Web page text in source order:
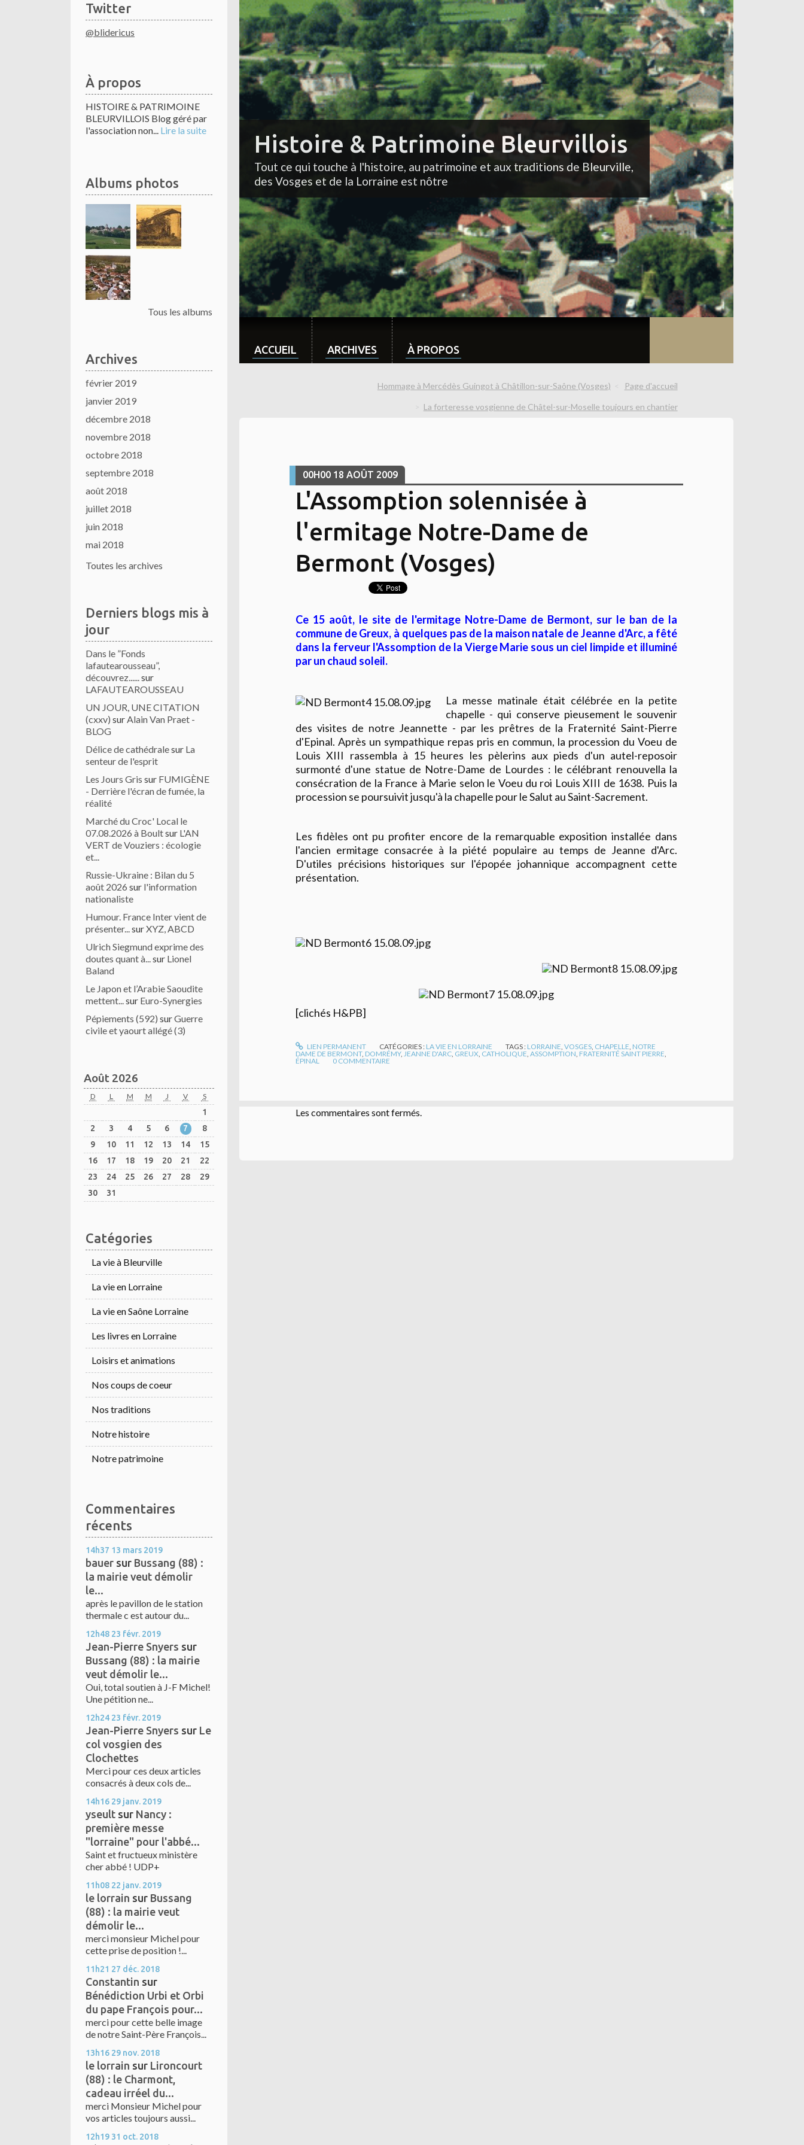
Twitter
@blidericus
À propos
HISTOIRE & PATRIMOINE
BLEURVILLOIS Blog géré par
l'association non... Lire la suite
Albums photos
Tous les albums
Archives
février 2019
janvier 2019
décembre 2018
novembre 2018
octobre 2018
septembre 2018
août 2018
juillet 2018
juin 2018
mai 2018
Toutes les archives
Derniers blogs mis à
jour
Dans le ”Fonds
lafautearousseau”,
découvrez......sur
LAFAUTEAROUSSEAU
UN JOUR, UNE CITATION
(cxxv) surAlain Van Praet -
BLOG
Délice de cathédralesur La
senteur de l'esprit
Les Jours Gris sur FUMIGÈNE
- Derrière l'écran de fumée, la
réalité
Marché du Croc' Local le
07.08.2026 à Boultsur L'AN
VERT de Vouziers : écologie
et...
Russie-Ukraine : Bilan du 5
août 2026 sur l'information
nationaliste
Humour. France Inter vient de
présenter...surXYZ, ABCD
Ulrich Siegmund exprime des
doutes quant à...sur Lionel
Baland
Le Japon et l’Arabie Saoudite
mettent...sur Euro-Synergies
Pépiements (592) surGuerre
civile et yaourt allégé (3)
Août 2026
D L M M J V S
1
2
3 4 5 6 7
8
9
10 11 12 13 14
15
16
17 18 19 20 21
22
23
24 25 26 27 28
29
30
31
Catégories
La vie à Bleurville
La vie en Lorraine
La vie en Saône Lorraine
Les livres en Lorraine
Loisirs et animations
Nos coups de coeur
Nos traditions
Notre histoire
Notre patrimoine
Commentaires
récents
14h37 13 mars 2019
bauer sur Bussang (88) :
la mairie veut démolir
le...
après le pavillon de le station
thermale c est autour du...
12h48 23 févr. 2019
Jean-Pierre Snyers sur
Bussang (88) : la mairie
veut démolir le...
Oui, total soutien à J-F Michel!
Une pétition ne...
12h24 23 févr. 2019
Jean-Pierre Snyers sur Le
col vosgien des
Clochettes
Merci pour ces deux articles
consacrés à deux cols de...
14h16 29 janv. 2019
yseult sur Nancy :
première messe
"lorraine" pour l'abbé...
Saint et fructueux ministère
cher abbé ! UDP+
11h08 22 janv. 2019
le lorrain sur Bussang
(88) : la mairie veut
démolir le...
merci monsieur Michel pour
cette prise de position !...
11h21 27 déc. 2018
Constantin sur
Bénédiction Urbi et Orbi
du pape François pour...
merci pour cette belle image
de notre Saint-Père François...
13h16 29 nov. 2018
le lorrain sur Lironcourt
(88) : le Charmont,
cadeau irréel du...
merci Monsieur Michel pour
vos articles toujours aussi...
12h19 31 oct. 2018
Histoire & Patrimoine Bleurvillois
Tout ce qui touche à l'histoire, au patrimoine et aux traditions de Bleurville,
des Vosges et de la Lorraine est nôtre
ACCUEIL ARCHIVES À PROPOS
Hommage à Mercédès Guingot à Châtillon-sur-Saône (Vosges) Page d'accueil
La forteresse vosgienne de Châtel-sur-Moselle toujours en chantier
00H00 18 AOÛT 2009
L'Assomption solennisée à
l'ermitage Notre-Dame de
Bermont (Vosges)
Ce 15 août, le site de l'ermitage Notre-Dame de Bermont, sur le ban de la
commune de Greux, à quelques pas de la maison natale de Jeanne d'Arc, a fêté
dans la ferveur l'Assomption de la Vierge Marie sous un ciel limpide et illuminé
par un chaud soleil.
La messe matinale était célébrée en la petite
chapelle - qui conserve pieusement le souvenir
des visites de notre Jeannette - par les prêtres de la Fraternité Saint-Pierre
d'Epinal. Après un sympathique repas pris en commun, la procession du Voeu de
Louis XIII rassembla à 15 heures les pèlerins aux pieds d'un autel-reposoir
surmonté d'une statue de Notre-Dame de Lourdes : le célébrant renouvella la
consécration de la France à Marie selon le Voeu du roi Louis XIII de 1638. Puis la
procession se poursuivit jusqu'à la chapelle pour le Salut au Saint-Sacrement.
Les fidèles ont pu profiter encore de la remarquable exposition installée dans
l'ancien ermitage consacrée à la piété populaire au temps de Jeanne d'Arc.
D'utiles précisions historiques sur l'épopée johannique accompagnent cette
présentation.
[clichés H&PB]
LIEN PERMANENT CATÉGORIES : LA VIE EN LORRAINE TAGS : LORRAINE,VOSGES, CHAPELLE, NOTRE
DAME DE BERMONT, DOMRÉMY, JEANNE D'ARC, GREUX, CATHOLIQUE, ASSOMPTION, FRATERNITÉ SAINT PIERRE,
ÉPINAL
0 COMMENTAIRE
Les commentaires sont fermés.